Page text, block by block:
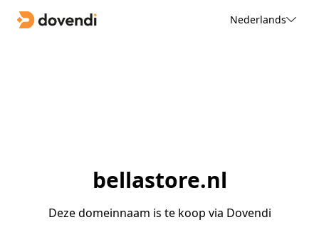
Nederlands
bellastore.nl
Deze domeinnaam is te koop via Dovendi